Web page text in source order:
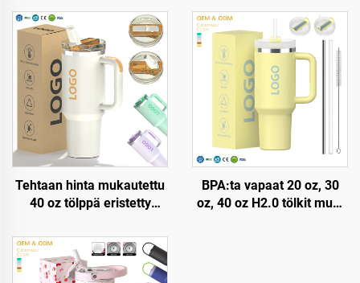
Tehtaan hinta mukautettu
40 oz tölppä eristetty
ruostumaton teräksinen
kaksinkertainen seinämä
matkakuppi pullo kahvalla
BPA:ta vapaat 20 oz, 30
oz, 40 oz H2.0 tölkit muki